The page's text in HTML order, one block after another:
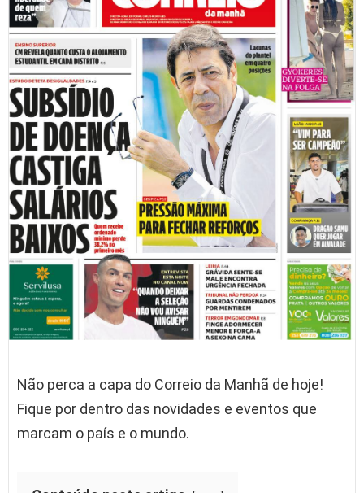
Não perca a capa do Correio da Manhã de hoje!
Fique por dentro das novidades e eventos que
marcam o país e o mundo.